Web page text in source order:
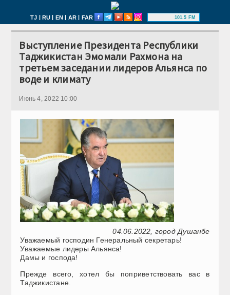
TJ | RU | EN | AR | FAR 101.5 FM
Выступление Президента Республики
Таджикистан Эмомали Рахмона на
третьем заседании лидеров Альянса по
воде и климату
Июнь 4, 2022 10:00
04.06.2022, город Душанбе
Уважаемый господин Генеральный секретарь!
Уважаемые лидеры Альянса!
Дамы и господа!
Прежде всего, хотел бы поприветствовать вас в
Таджикистане.